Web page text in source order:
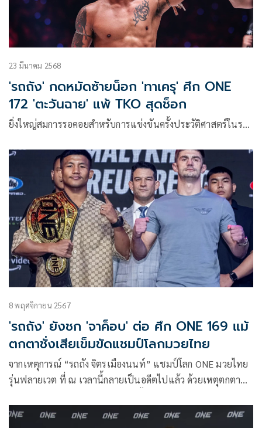
23 มีนาคม 2568
'รถถัง' กดหมัดซ้ายน็อก 'ทาเครุ' ศึก ONE
172 'ตะวันฉาย' แพ้ TKO สุดช็อก
ยิ่งใหญ่สมการรอคอยสำหรับการแข่งขันครั้งประวัติศาสตร์ในร…
8 พฤศจิกายน 2567
'รถถัง' ยังชก 'จาค็อบ' ต่อ ศึก ONE 169 แม้
ตกตาชั่งเสียเข็มขัดแชมป์โลกมวยไทย
จากเหตุการณ์ “รถถัง จิตรเมืองนนท์” แชมป์โลก ONE มวยไทย
รุ่นฟลายเวต ที่ ณ เวลานี้กลายเป็นอดีตไปแล้ว ด้วยเหตุตกตาชั่ง
สมิธ” ในศึก ONE 169 ซึ่งจะจัดขึ้นในวันเสาร์ที่ 9 พ.ย.นี้ ณ